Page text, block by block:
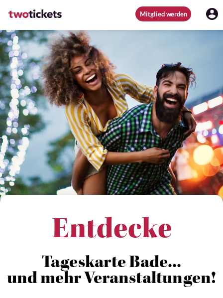
Mitglied werden
Entdecke
Tageskarte Bade...
und mehr Veranstaltungen!